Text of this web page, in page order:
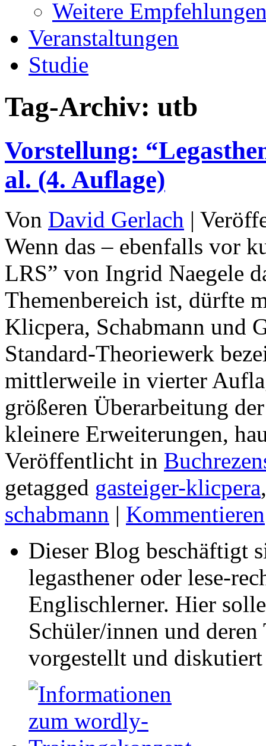
Weitere
Veranstaltungen
Studie
Tag-Archiv: utb
Vorstellung:
al. (4. Auflage)
Von David Gerlach |
Wenn das – ebenfalls vor
LRS” von Ingrid Naegele
Themenbereich ist, dürfte
Klicpera, Schabmann und
Standard-Theoriewerk
mittlerweile in vierter
größeren Überarbeitung
kleinere Erweiterungen,
Veröffentlicht in
getagged gasteiger-klicpera
schabmann | Kommentieren
Dieser Blog beschäftigt
legasthener oder lese-
Englischlerner. Hier
Schüler/innen und
vorgestellt und